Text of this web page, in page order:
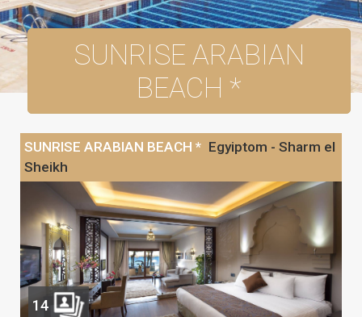
SUNRISE ARABIAN
BEACH *
SUNRISE ARABIAN BEACH * Egyiptom - Sharm el
Sheikh
14